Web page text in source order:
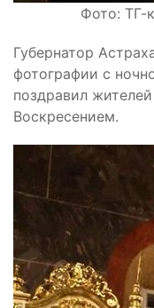
Фото: ТГ-
Губернатор
фотографии с
поздравил
Воскресением.